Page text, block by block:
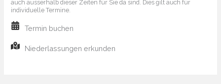
auch ausserhalb dieser Zeiten für Sie da sind. Dies gilt auch für
individuelle Termine.
Termin buchen
Niederlassungen erkunden